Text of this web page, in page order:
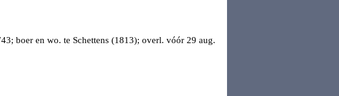
boer en wo. te Schettens (1813); overl. vóór 29 aug.